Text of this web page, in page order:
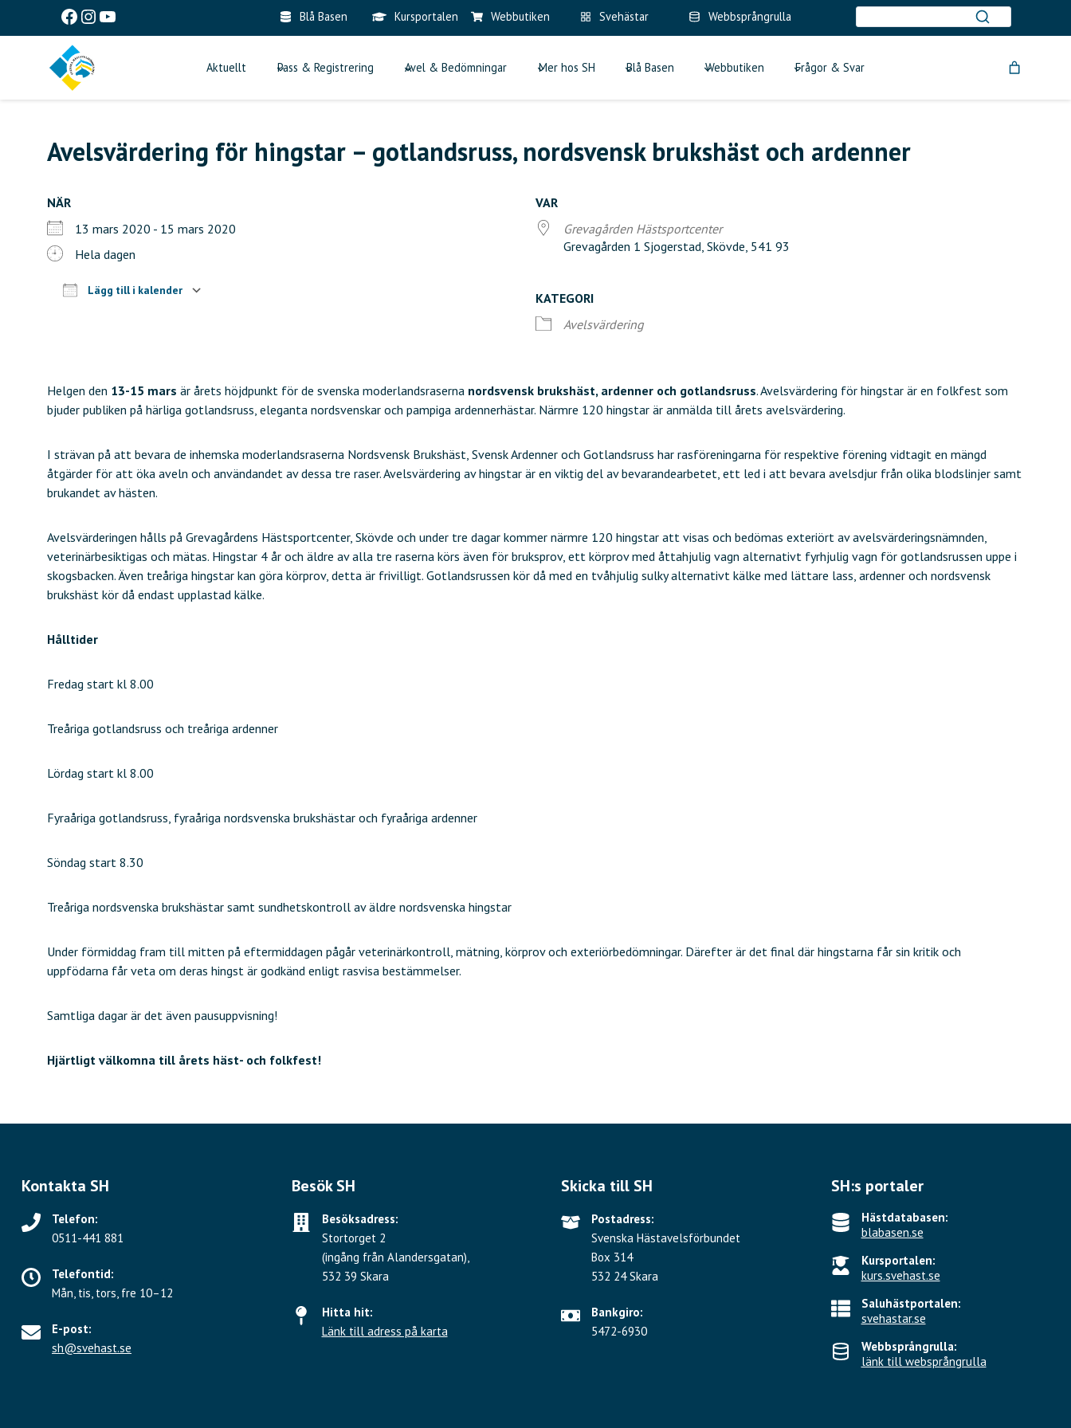
Facebook
Instagram
YouTube Blå Basen Kursportalen Webbutiken Svehästar Webbsprångrulla
Aktuellt Pass & Registrering Avel & Bedömningar Mer hos SH Blå Basen Webbutiken Frågor & Svar
Avelsvärdering för hingstar – gotlandsruss, nordsvensk brukshäst och ardenner
NÄR
13 mars 2020 - 15 mars 2020
Hela dagen
Lägg till i kalender
Office 365
VAR
Grevagården Hästsportcenter
Grevagården 1 Sjogerstad, Skövde, 541 93
KATEGORI
Avelsvärdering
Helgen den 13-15 mars är årets höjdpunkt för de svenska moderlandsraserna nordsvensk brukshäst, ardenner och gotlandsruss. Avelsvärdering för hingstar är en folkfest som
bjuder publiken på härliga gotlandsruss, eleganta nordsvenskar och pampiga ardennerhästar. Närmre 120 hingstar är anmälda till årets avelsvärdering.
I strävan på att bevara de inhemska moderlandsraserna Nordsvensk Brukshäst, Svensk Ardenner och Gotlandsruss har rasföreningarna för respektive förening vidtagit en mängd
åtgärder för att öka aveln och användandet av dessa tre raser. Avelsvärdering av hingstar är en viktig del av bevarandearbetet, ett led i att bevara avelsdjur från olika blodslinjer samt
brukandet av hästen.
Avelsvärderingen hålls på Grevagårdens Hästsportcenter, Skövde och under tre dagar kommer närmre 120 hingstar att visas och bedömas exteriört av avelsvärderingsnämnden,
veterinärbesiktigas och mätas. Hingstar 4 år och äldre av alla tre raserna körs även för bruksprov, ett körprov med åttahjulig vagn alternativt fyrhjulig vagn för gotlandsrussen uppe i
skogsbacken. Även treåriga hingstar kan göra körprov, detta är frivilligt. Gotlandsrussen kör då med en tvåhjulig sulky alternativt kälke med lättare lass, ardenner och nordsvensk
brukshäst kör då endast upplastad kälke.
Hålltider
Fredag start kl 8.00
Treåriga gotlandsruss och treåriga ardenner
Lördag start kl 8.00
Fyraåriga gotlandsruss, fyraåriga nordsvenska brukshästar och fyraåriga ardenner
Söndag start 8.30
Treåriga nordsvenska brukshästar samt sundhetskontroll av äldre nordsvenska hingstar
Under förmiddag fram till mitten på eftermiddagen pågår veterinärkontroll, mätning, körprov och exteriörbedömningar. Därefter är det final där hingstarna får sin kritik och
uppfödarna får veta om deras hingst är godkänd enligt rasvisa bestämmelser.
Samtliga dagar är det även pausuppvisning!
Hjärtligt välkomna till årets häst- och folkfest!
Kontakta SH
Telefon:
0511-441 881
Telefontid:
Mån, tis, tors, fre 10–12
E-post:
sh@svehast.se
Besök SH
Besöksadress:
Stortorget 2
(ingång från Alandersgatan),
532 39 Skara
Hitta hit:
Länk till adress på karta
Skicka till SH
Postadress:
Svenska Hästavelsförbundet
Box 314
532 24 Skara
Bankgiro:
5472-6930
SH:s portaler
Hästdatabasen:
blabasen.se
Kursportalen:
kurs.svehast.se
Saluhästportalen:
svehastar.se
Webbsprångrulla:
länk till websprångrulla